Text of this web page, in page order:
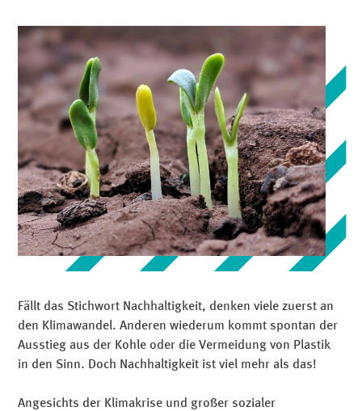
Fällt das Stichwort Nachhaltigkeit, denken viele zuerst an
den Klimawandel. Anderen wiederum kommt spontan der
Ausstieg aus der Kohle oder die Vermeidung von Plastik
in den Sinn. Doch Nachhaltigkeit ist viel mehr als das!
Angesichts der Klimakrise und großer sozialer